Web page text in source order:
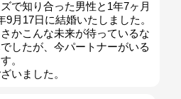
で知り合った男性と1年7ヶ月
月17日に結婚いたしました。
かこんな未来が待っているな
したが、今パートナーがいる
。
いました。